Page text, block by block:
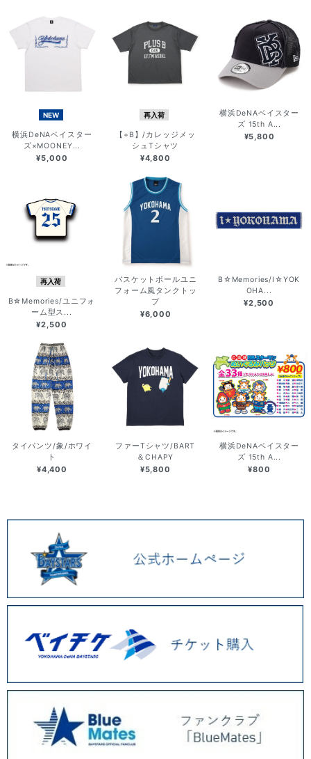
NEW
横浜DeNAベイスター
ズ×MOONEY...
¥5,000
再入荷
【+B】/カレッジメッ
シュTシャツ
¥4,800
横浜DeNAベイスター
ズ 15th A...
¥5,800
再入荷
B☆Memories/ユニフォ
ーム型ス...
¥2,500
バスケットボールユニ
フォーム風タンクトッ
プ
¥6,000
B☆Memories/I☆YOK
OHA...
¥2,500
タイパンツ/象/ホワイ
ト
¥4,400
ファーTシャツ/BART
＆CHAPY
¥5,800
横浜DeNAベイスター
ズ 15th A...
¥800